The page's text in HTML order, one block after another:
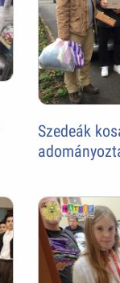
Szedeák